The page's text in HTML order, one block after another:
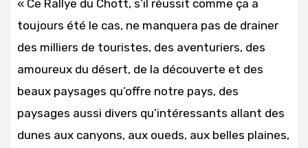
« Ce Rallye du Chott, s’il réussit comme ça a
toujours été le cas, ne manquera pas de drainer
des milliers de touristes, des aventuriers, des
amoureux du désert, de la découverte et des
beaux paysages qu’offre notre pays, des
paysages aussi divers qu’intéressants allant des
dunes aux canyons, aux oueds, aux belles plaines,